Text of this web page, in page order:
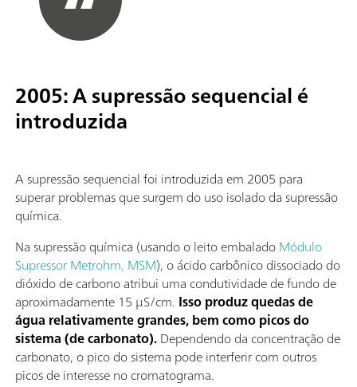
2005: A supressão sequencial é
introduzida
A supressão sequencial foi introduzida em 2005 para
superar problemas que surgem do uso isolado da supressão
química.
Na supressão química (usando o leito embaladoMódulo
Supressor Metrohm, MSM), o ácido carbônico dissociado do
dióxido de carbono atribui uma condutividade de fundo de
aproximadamente 15 µS/cm. Isso produz quedas de
água relativamente grandes, bem como picos do
sistema (de carbonato).Dependendo da concentração de
carbonato, o pico do sistema pode interferir com outros
picos de interesse no cromatograma.